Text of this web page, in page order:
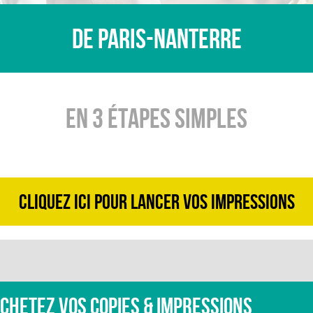
De Paris-Nanterre
En 3 ÉTAPES SIMPLES
CLIQUEZ ICI POUR LANCER VOS IMPRESSIONS
VOS COPIES & IMPRESSIONS